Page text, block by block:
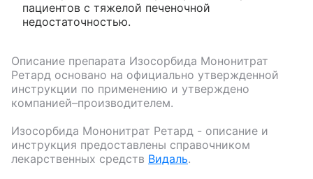
пациентов с тяжелой печеночной
недостаточностью.
Описание препарата Изосорбида Мононитрат
Ретард основано на официально утвержденной
инструкции по применению и утверждено
компанией–производителем.
Изосорбида Мононитрат Ретард - описание и
инструкция предоставлены справочником
лекарственных средств Видаль.